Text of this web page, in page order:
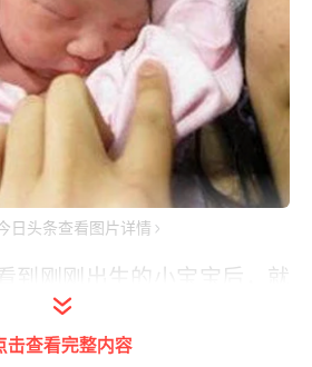
日头条查看图片详情
到刚刚出生的小宝宝后，就
，害怕小家伙未来会长残。
的样子都不美观，
击查看完整内容